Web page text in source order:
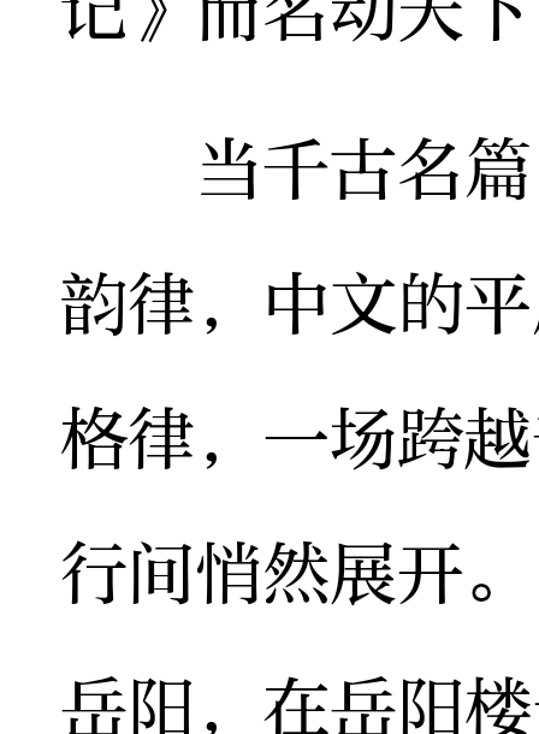
当千古名篇
韵律，中文的
格律，一场跨
行间悄然展开
岳阳，在岳阳